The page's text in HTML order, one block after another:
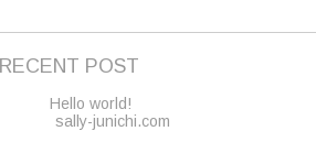
RECENT POST
Hello world!
sally-junichi.com